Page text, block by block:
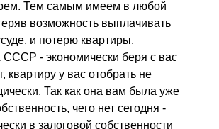
Тем самым имеем в любой
возможность выплачивать
и потерю квартиры.
СССР - экономически беря с вас
квартиру у вас отобрать не
Так как она вам была уже
чего нет сегодня -
в залоговой собственности